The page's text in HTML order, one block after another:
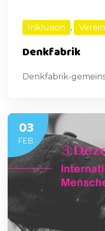
Inklusion , Verein
Denkfabrik
Denkfabrik-
03
FEB.